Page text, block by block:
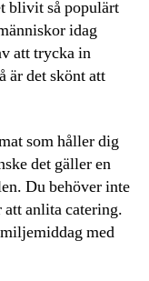
blivit så populärt
idag
att trycka in
är det skönt att
som håller dig
det gäller en
Du behöver inte
att anlita catering.
med